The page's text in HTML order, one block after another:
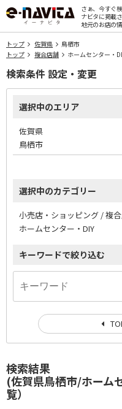
さぁ、今すぐ
ナビタに掲載
地元のお店の
トップ 佐賀県
鳥栖市
トップ
複合店舗 ホームセンター・
検索結果
(佐賀県鳥栖市/ホーム
覧）
検索条件 設定・変更
選択中のエリア
佐賀県
鳥栖市
選択中のカテゴリー
小売店・ショッピング / 複
ホームセンター・DIY
キーワードで絞り込む